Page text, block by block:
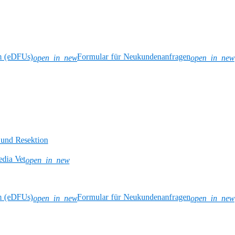
(eDFUs)open_in_newFormular für Neukundenanfragenopen_in_new
Resektion
Vetopen_in_new
(eDFUs)open_in_newFormular für Neukundenanfragenopen_in_new